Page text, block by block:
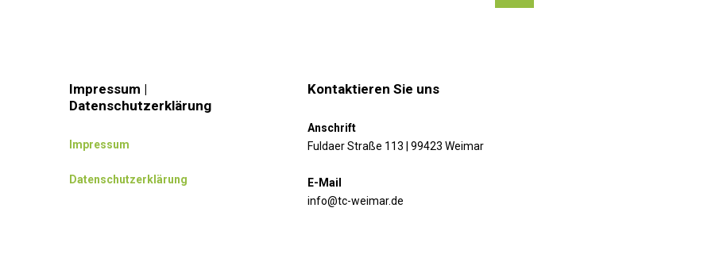
Impressum |
Datenschutzerklärung
Impressum
Datenschutzerklärung
Kontaktieren Sie uns
Anschrift
Fuldaer Straße 113 | 99423 Weimar
E-Mail
info@tc-weimar.de